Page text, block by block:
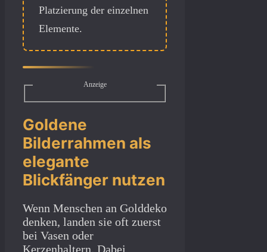
Platzierung der einzelnen
Elemente.
Anzeige
Goldene
Bilderrahmen als
elegante
Blickfänger nutzen
Wenn Menschen an Golddeko
denken, landen sie oft zuerst
bei Vasen oder
Kerzenhaltern. Dabei